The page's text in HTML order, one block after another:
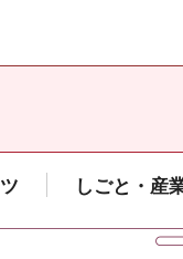
しごと・産